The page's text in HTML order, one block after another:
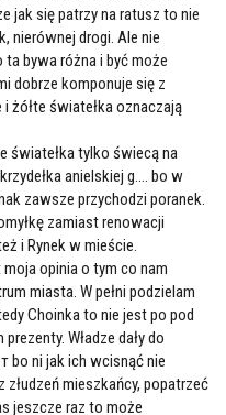
jak się patrzy na ratusz to nie
nierównej drogi. Ale nie
bywa różna i być może
dobrze komponuje się z
żółte światełka oznaczają
światełka tylko świecą na
anielskiej g…. bo w
zawsze przychodzi poranek.
zamiast renowacji
i Rynek w mieście.
moja opinia o tym co nam
miasta. W pełni podzielam
Choinka to nie jest po pod
Władze dały do
bo ni jak ich wcisnąć nie
mieszkańcy, popatrzeć
jeszcze raz to może